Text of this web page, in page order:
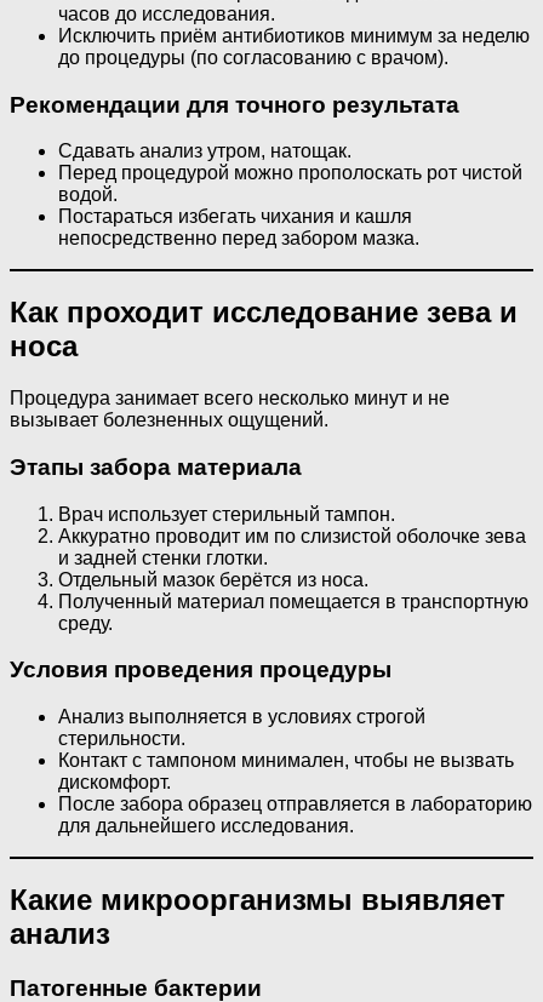
часов до исследования.
Исключить приём антибиотиков минимум за неделю
до процедуры (по согласованию с врачом).
Рекомендации для точного результата
Сдавать анализ утром, натощак.
Перед процедурой можно прополоскать рот чистой
водой.
Постараться избегать чихания и кашля
непосредственно перед забором мазка.
Как проходит исследование зева и
носа
Процедура занимает всего несколько минут и не
вызывает болезненных ощущений.
Этапы забора материала
Врач использует стерильный тампон.
Аккуратно проводит им по слизистой оболочке зева
и задней стенки глотки.
Отдельный мазок берётся из носа.
Полученный материал помещается в транспортную
среду.
Условия проведения процедуры
Анализ выполняется в условиях строгой
стерильности.
Контакт с тампоном минимален, чтобы не вызвать
дискомфорт.
После забора образец отправляется в лабораторию
для дальнейшего исследования.
Какие микроорганизмы выявляет
анализ
Патогенные бактерии